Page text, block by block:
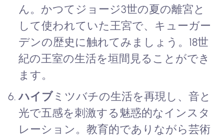
ん。かつてジョージ3世の夏の離宮と
して使われていた王宮で、キューガー
デンの歴史に触れてみましょう。18世
紀の王室の生活を垣間見ることができ
ます。
ハイブミツバチの生活を再現し、音と
光で五感を刺激する魅惑的なインスタ
レーション。教育的でありながら芸術